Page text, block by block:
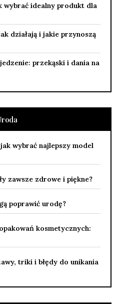
wybrać idealny produkt dla
działają i jakie przynoszą
przekąski i dania na
wybrać najlepszy model
zawsze zdrowe i piękne?
poprawić urodę?
kosmetycznych:
triki i błędy do unikania